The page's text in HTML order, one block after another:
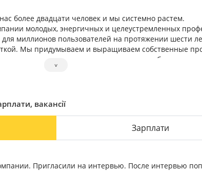
более двадцати человек и мы системно растем.
молодых, энергичных и целеустремленных
миллионов пользователей на протяжении шести
Мы придумываем и выращиваем собственные
принимать решения, не боящихся
˅
вакансії
Зарплати
Пригласили на интервью. После интервью